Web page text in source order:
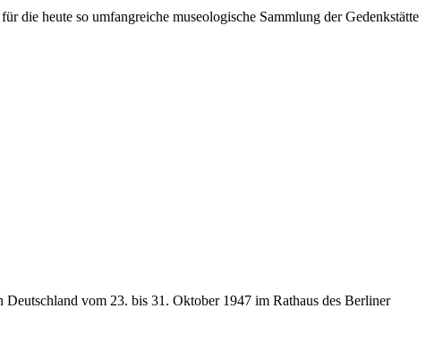
die heute so umfangreiche museologische Sammlung der Gedenkstätte
vom 23. bis 31. Oktober 1947 im Rathaus des Berliner